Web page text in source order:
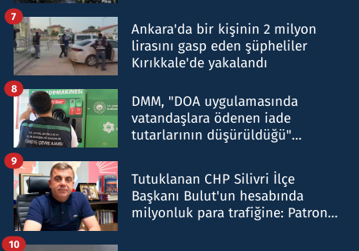
Ankara'da bir kişinin 2 milyon
lirasını gasp eden şüpheliler
Kırıkkale'de yakalandı
7
DMM, "DOA uygulamasında
vatandaşlara ödenen iade
tutarlarının düşürüldüğü"
8
Tutuklanan CHP Silivri İlçe
Başkanı Bulut'un hesabında
milyonluk para trafiğine: Patron
9
10